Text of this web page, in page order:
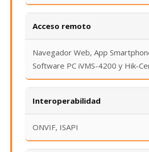
Acceso remoto
Navegador Web, App
Software PC iVMS-4200 y Hik-
Interoperabilidad
ONVIF, ISAPI